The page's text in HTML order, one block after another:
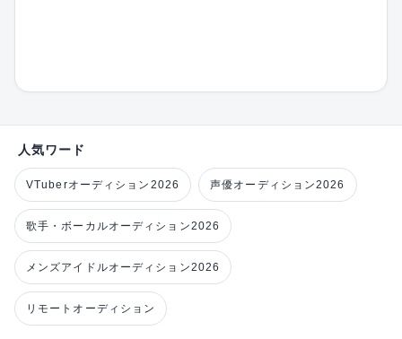
人気ワード
VTuberオーディション2026 声優オーディション2026
歌手・ボーカルオーディション2026
メンズアイドルオーディション2026
リモートオーディション